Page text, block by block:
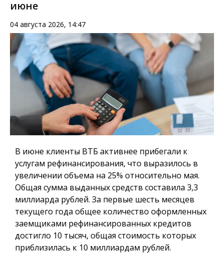
июне
04 августа 2026, 14:47
В июне клиенты ВТБ активнее прибегали к
услугам рефинансирования, что выразилось в
увеличении объема на 25% относительно мая.
Общая сумма выданных средств составила 3,3
миллиарда рублей. За первые шесть месяцев
текущего года общее количество оформленных
заемщиками рефинансированных кредитов
достигло 10 тысяч, общая стоимость которых
приблизилась к 10 миллиардам рублей.